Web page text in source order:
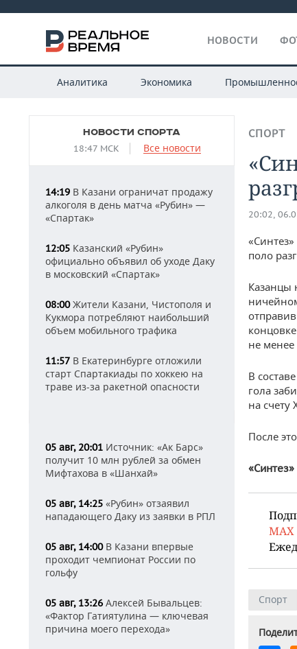
НОВОСТИ
Аналитика Экономика
НОВОСТИ СПОРТА
18:47 МСК Все новости
14:19 В Казани ограничат продажу
алкоголя в день матча «Рубин» —
«Спартак»
12:05 Казанский «Рубин»
официально объявил об уходе Даку
в московский «Спартак»
08:00Жители Казани, Чистополя и
Кукмора потребляют наибольший
объем мобильного трафика
11:57 В Екатеринбурге отложили
старт Спартакиады по хоккею на
траве из-за ракетной опасности
05 авг, 20:01 Источник: «Ак Барс»
получит 10 млн рублей за обмен
Мифтахова в «Шанхай»
05 авг, 14:25 «Рубин» отзаявил
нападающего Даку из заявки в РПЛ
05 авг, 14:00В Казани впервые
проходит чемпионат России по
гольфу
05 авг, 13:26 Алексей Бывальцев:
«Фактор Гатиятулина — ключевая
причина моего перехода»
СПОРТ
20:02,
поло
Казанцы
не
В
гола
на
После
MAX
Спорт